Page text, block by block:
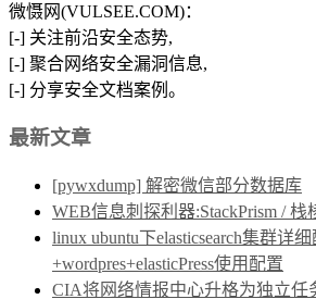
微慑网(VULSEE.COM)：
[-] 关注前沿安全态势,
[-] 聚合网络安全漏洞信息,
[-] 分享安全文档案例。
最新文章
[pywxdump] 解密微信部分数据库
WEB信息刺探利器:StackPrism / 栈
linux ubuntu下elasticsearch集群详
+wordpres+elasticPress使用配置
CIA将网络情报中心升格为独立任